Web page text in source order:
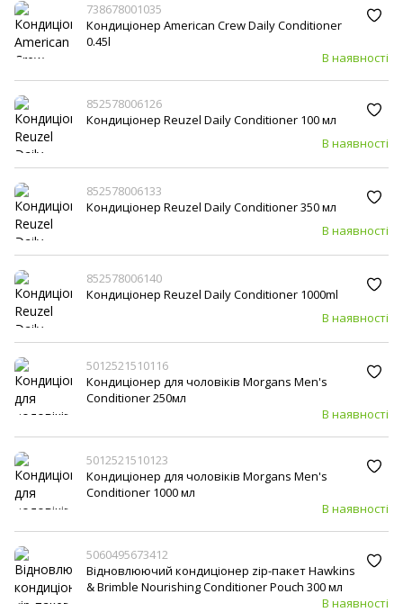
738678001035
Кондиціонер American Crew Daily Conditioner
0.45l
В наявності
852578006126
Кондиціонер Reuzel Daily Conditioner 100 мл
В наявності
852578006133
Кондиціонер Reuzel Daily Conditioner 350 мл
В наявності
852578006140
Кондиціонер Reuzel Daily Conditioner 1000ml
В наявності
5012521510116
Кондиціонер для чоловіків Morgans Men's
Conditioner 250мл
В наявності
5012521510123
Кондиціонер для чоловіків Morgans Men's
Conditioner 1000 мл
В наявності
5060495673412
Відновлюючий кондиціонер zip-пакет Hawkins
& Brimble Nourishing Conditioner Pouch 300 мл
В наявності